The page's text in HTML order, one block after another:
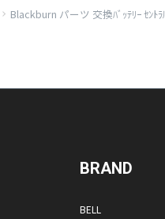
Blackburn パーツ 交換ﾊﾞｯﾃﾘｰ ｾﾝ
BRAND
BELL